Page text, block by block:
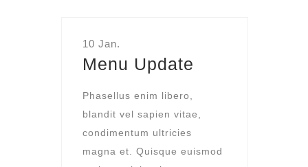
10 Jan.
Menu Update
Phasellus enim libero,
blandit vel sapien vitae,
condimentum ultricies
magna et. Quisque euismod